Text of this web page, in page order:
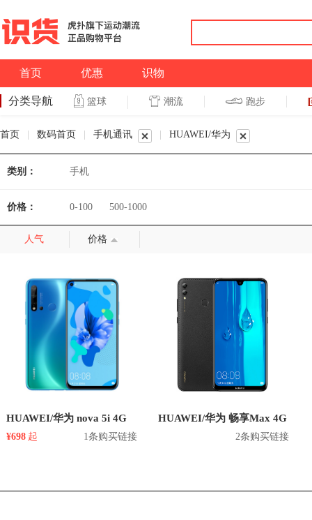
首页 优惠 识物
分类导航 篮球 潮流 跑步
首页 数码首页 手机通讯 HUAWEI/华为
类别： 手机
价格： 0-100 500-1000
人气 价格
HUAWEI/华为 nova 5i 4G
¥698 起 1条购买链接
HUAWEI/华为 畅享Max 4G
2条购买链接